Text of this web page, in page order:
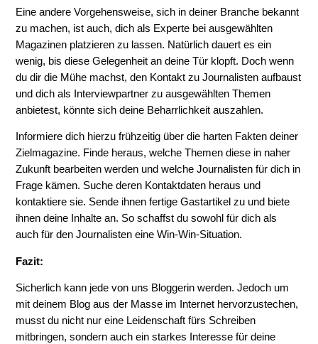
Eine andere Vorgehensweise, sich in deiner Branche bekannt
zu machen, ist auch, dich als Experte bei ausgewählten
Magazinen platzieren zu lassen. Natürlich dauert es ein
wenig, bis diese Gelegenheit an deine Tür klopft. Doch wenn
du dir die Mühe machst, den Kontakt zu Journalisten aufbaust
und dich als Interviewpartner zu ausgewählten Themen
anbietest, könnte sich deine Beharrlichkeit auszahlen.
Informiere dich hierzu frühzeitig über die harten Fakten deiner
Zielmagazine. Finde heraus, welche Themen diese in naher
Zukunft bearbeiten werden und welche Journalisten für dich in
Frage kämen. Suche deren Kontaktdaten heraus und
kontaktiere sie. Sende ihnen fertige Gastartikel zu und biete
ihnen deine Inhalte an. So schaffst du sowohl für dich als
auch für den Journalisten eine Win-Win-Situation.
Fazit:
Sicherlich kann jede von uns Bloggerin werden. Jedoch um
mit deinem Blog aus der Masse im Internet hervorzustechen,
musst du nicht nur eine Leidenschaft fürs Schreiben
mitbringen, sondern auch ein starkes Interesse für deine